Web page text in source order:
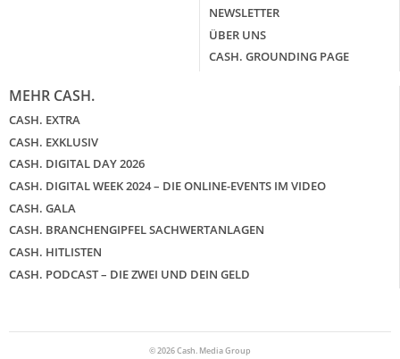
NEWSLETTER
ÜBER UNS
CASH. GROUNDING PAGE
MEHR CASH.
CASH. EXTRA
CASH. EXKLUSIV
CASH. DIGITAL DAY 2026
CASH. DIGITAL WEEK 2024 – DIE ONLINE-EVENTS IM VIDEO
CASH. GALA
CASH. BRANCHENGIPFEL SACHWERTANLAGEN
CASH. HITLISTEN
CASH. PODCAST – DIE ZWEI UND DEIN GELD
© 2026 Cash. Media Group